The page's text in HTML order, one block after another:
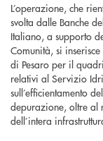
L’operazione, che
svolta dalle Banche
Italiano, a supporto
Comunità, si
di Pesaro per il
relativi al Servizio
sull’efficientamento
depurazione, oltre al
dell’intera